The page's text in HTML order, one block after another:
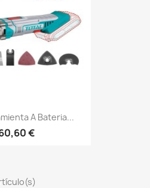
A Bateria...
€